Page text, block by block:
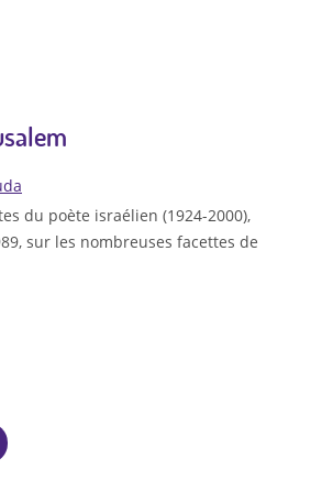
du poète israélien (1924-2000),
sur les nombreuses facettes de